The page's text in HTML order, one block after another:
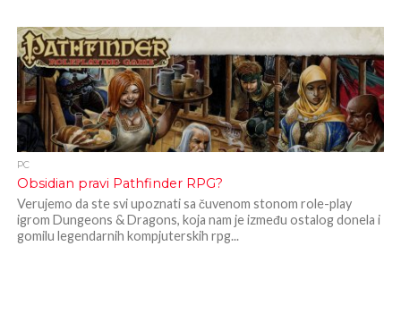
PC
Obsidian pravi Pathfinder RPG?
Verujemo da ste svi upoznati sa čuvenom stonom role-play
igrom Dungeons & Dragons, koja nam je između ostalog donela i
gomilu legendarnih kompjuterskih rpg...